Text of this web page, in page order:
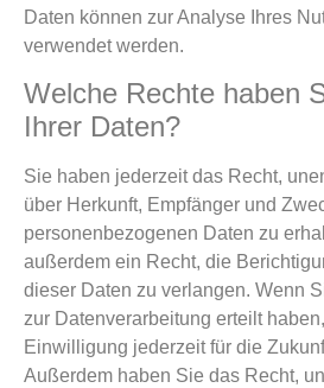
Daten können zur Analyse Ihres
verwendet werden.
Welche Rechte haben
Ihrer Daten?
Sie haben jederzeit das Recht,
über Herkunft, Empfänger und
personenbezogenen Daten zu
außerdem ein Recht, die
dieser Daten zu verlangen. Wenn
zur Datenverarbeitung erteilt
Einwilligung jederzeit für die
Außerdem haben Sie das Recht,